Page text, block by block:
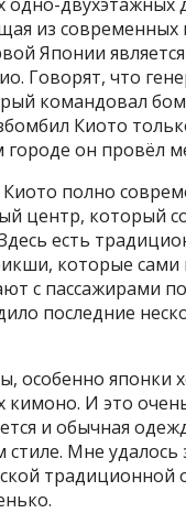
из современных
Японии
Говорят, что
командовал
Киото
городе он провёл
Киото полно
центр, который
есть
которые сами
с пассажирами
последние
особенно японки
И это
и обычная
Мне удалось
традиционной